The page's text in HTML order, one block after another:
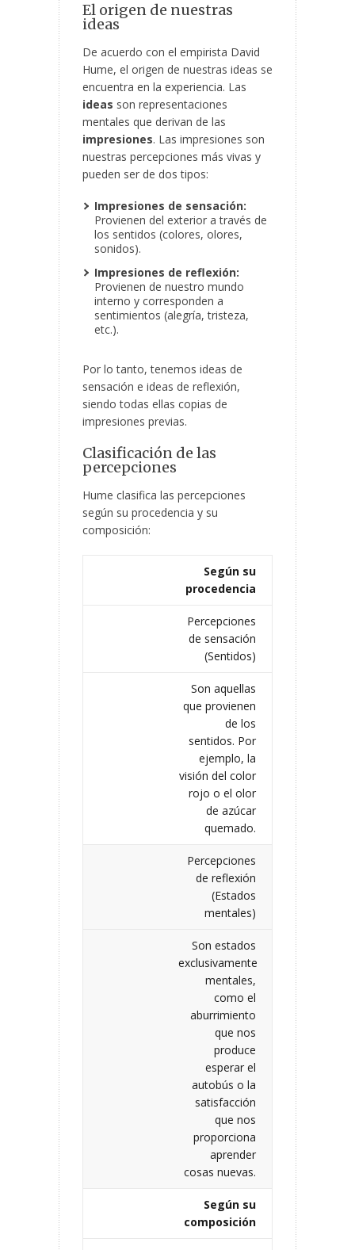
El origen de nuestras
ideas
De acuerdo con el empirista David
Hume, el origen de nuestras ideas se
encuentra en la experiencia. Las
ideas son representaciones
mentales que derivan de las
impresiones. Las impresiones son
nuestras percepciones más vivas y
pueden ser de dos tipos:
Impresiones de sensación:
Provienen del exterior a través de
los sentidos (colores, olores,
sonidos).
Impresiones de reflexión:
Provienen de nuestro mundo
interno y corresponden a
sentimientos (alegría, tristeza,
etc.).
Por lo tanto, tenemos ideas de
sensación e ideas de reflexión,
siendo todas ellas copias de
impresiones previas.
Clasificación de las
percepciones
Hume clasifica las percepciones
según su procedencia y su
composición:
Según su
procedencia
Percepciones
de sensación
(Sentidos)
Son aquellas
que provienen
de los
sentidos. Por
ejemplo, la
visión del color
rojo o el olor
de azúcar
quemado.
Percepciones
de reflexión
(Estados
mentales)
Son estados
exclusivamente
mentales,
como el
aburrimiento
que nos
produce
esperar el
autobús o la
satisfacción
que nos
proporciona
aprender
cosas nuevas.
Según su
composición